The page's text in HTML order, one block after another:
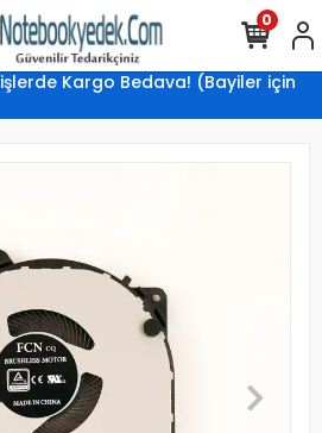
Kargo Bedava! (Bayiler için
0